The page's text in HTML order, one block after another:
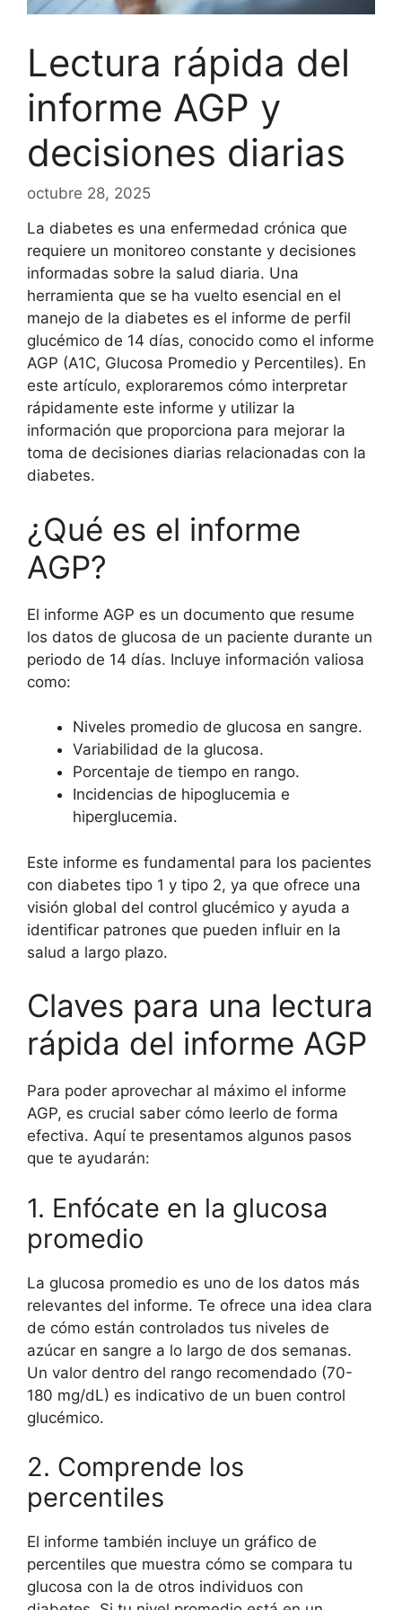
Lectura rápida del
informe AGP y
decisiones diarias
octubre 28, 2025
La diabetes es una enfermedad crónica que
requiere un monitoreo constante y decisiones
informadas sobre la salud diaria. Una
herramienta que se ha vuelto esencial en el
manejo de la diabetes es el informe de perfil
glucémico de 14 días, conocido como el informe
AGP (A1C, Glucosa Promedio y Percentiles). En
este artículo, exploraremos cómo interpretar
rápidamente este informe y utilizar la
información que proporciona para mejorar la
toma de decisiones diarias relacionadas con la
diabetes.
¿Qué es el informe
AGP?
El informe AGP es un documento que resume
los datos de glucosa de un paciente durante un
periodo de 14 días. Incluye información valiosa
como:
Niveles promedio de glucosa en sangre.
Variabilidad de la glucosa.
Porcentaje de tiempo en rango.
Incidencias de hipoglucemia e
hiperglucemia.
Este informe es fundamental para los pacientes
con diabetes tipo 1 y tipo 2, ya que ofrece una
visión global del control glucémico y ayuda a
identificar patrones que pueden influir en la
salud a largo plazo.
Claves para una lectura
rápida del informe AGP
Para poder aprovechar al máximo el informe
AGP, es crucial saber cómo leerlo de forma
efectiva. Aquí te presentamos algunos pasos
que te ayudarán:
1. Enfócate en la glucosa
promedio
La glucosa promedio es uno de los datos más
relevantes del informe. Te ofrece una idea clara
de cómo están controlados tus niveles de
azúcar en sangre a lo largo de dos semanas.
Un valor dentro del rango recomendado (70-
180 mg/dL) es indicativo de un buen control
glucémico.
2. Comprende los
percentiles
El informe también incluye un gráfico de
percentiles que muestra cómo se compara tu
glucosa con la de otros individuos con